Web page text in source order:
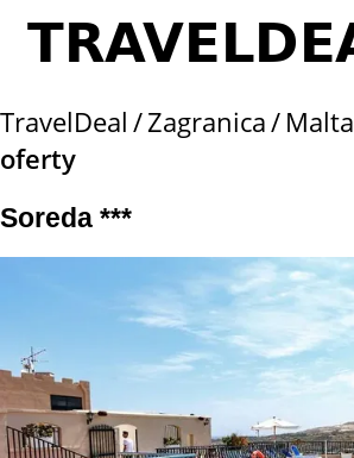
TravelDeal Zagranica Malta
oferty
Soreda ***